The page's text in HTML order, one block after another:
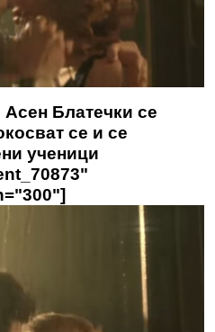
Блатечки се
се и се
ученици